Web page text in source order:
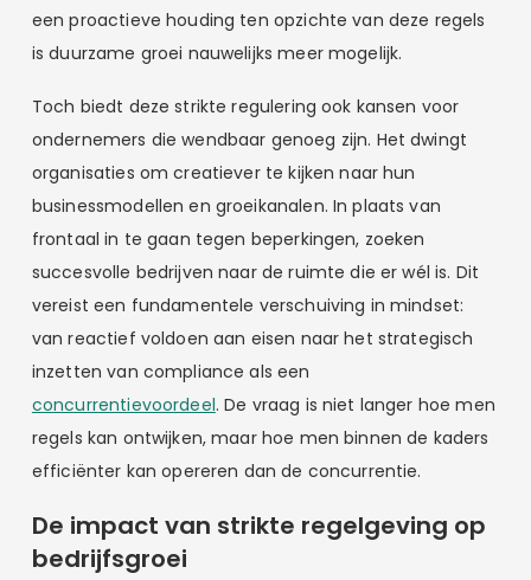
een proactieve houding ten opzichte van deze regels
is duurzame groei nauwelijks meer mogelijk.
Toch biedt deze strikte regulering ook kansen voor
ondernemers die wendbaar genoeg zijn. Het dwingt
organisaties om creatiever te kijken naar hun
businessmodellen en groeikanalen. In plaats van
frontaal in te gaan tegen beperkingen, zoeken
succesvolle bedrijven naar de ruimte die er wél is. Dit
vereist een fundamentele verschuiving in mindset:
van reactief voldoen aan eisen naar het strategisch
inzetten van compliance als een
concurrentievoordeel. De vraag is niet langer hoe men
regels kan ontwijken, maar hoe men binnen de kaders
efficiënter kan opereren dan de concurrentie.
De impact van strikte regelgeving op
bedrijfsgroei